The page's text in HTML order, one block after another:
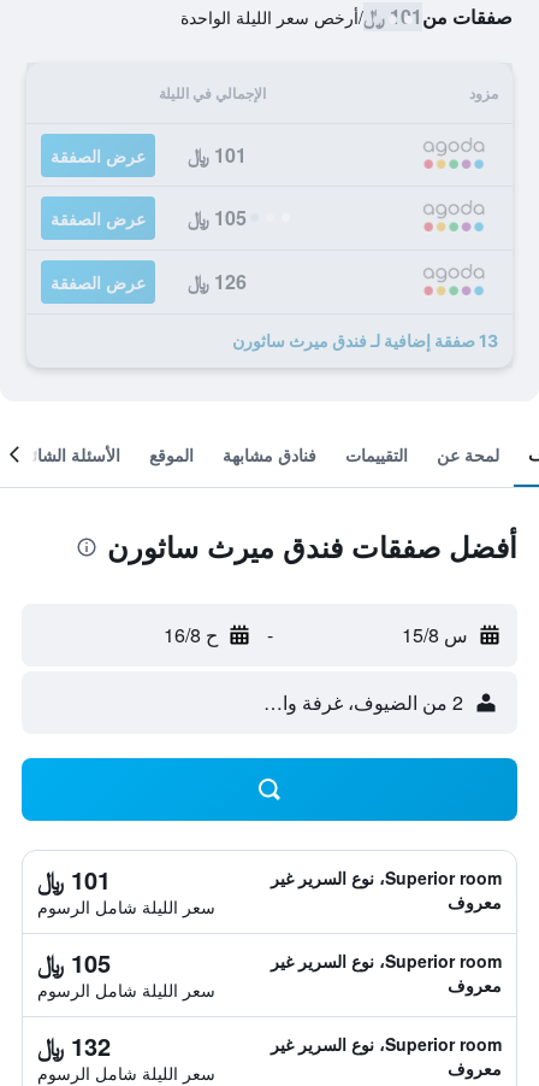
صفقات من101 ﷼ /أرخص سعر الليلة الواحدة
مزود الإجمالي في الليلة
101 ﷼ عرض الصفقة
105 ﷼ عرض الصفقة
126 ﷼ عرض الصفقة
13 صفقة إضافية لـ فندق ميرث ساثورن
لمحة عن التقييمات فنادق مشابهة الموقع الأسئلة الشائعة
أفضل صفقات فندق ميرث ساثورن
س 15/8 - ح 16/8
2 من الضيوف، غرفة واحدة
Superior room، نوع السرير غير
معروف
101 ﷼
سعر الليلة شامل الرسوم
Superior room، نوع السرير غير
معروف
105 ﷼
سعر الليلة شامل الرسوم
Superior room، نوع السرير غير
معروف
132 ﷼
سعر الليلة شامل الرسوم